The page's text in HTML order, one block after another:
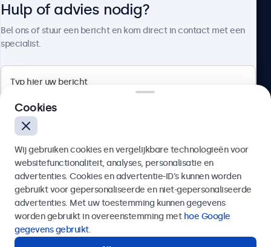
4.8/5 door 5000+ bedrijven
Nederlands
Hulp of advies nodig?
Bel ons of stuur een bericht en kom direct in contact met een
specialist.
Verzenden
Of bel ons op
Cookies
Wij gebruiken cookies en vergelijkbare technologieën voor
websitefunctionaliteit, analyses, personalisatie en
advertenties. Cookies en advertentie-ID’s kunnen worden
gebruikt voor gepersonaliseerde en niet-gepersonaliseerde
advertenties. Met uw toestemming kunnen gegevens
worden gebruikt in overeenstemming met hoe Google
gegevens gebruikt.